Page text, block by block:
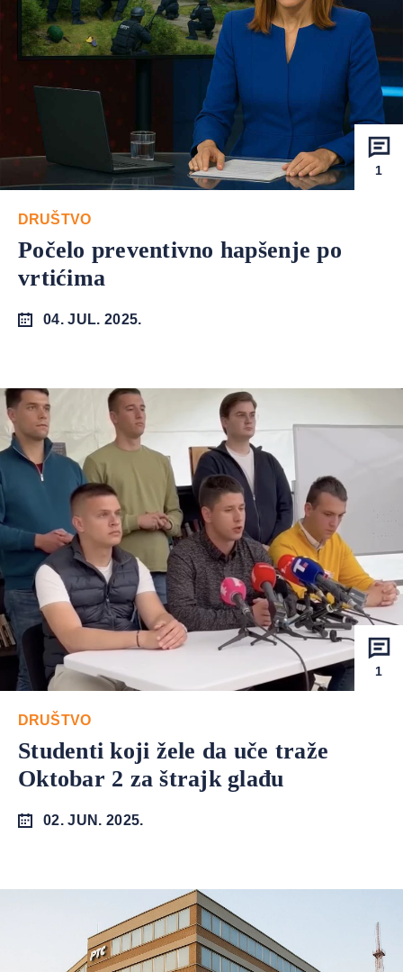
1
DRUŠTVO
Počelo preventivno hapšenje po
vrtićima
04. JUL. 2025.
1
DRUŠTVO
Studenti koji žele da uče traže
Oktobar 2 za štrajk glađu
02. JUN. 2025.